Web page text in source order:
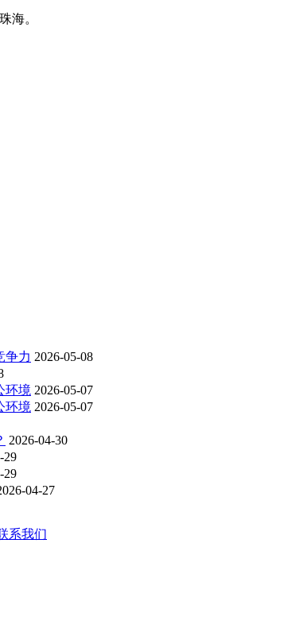
海。
争力 2026-05-08
环境 2026-05-07
环境 2026-05-07
2026-04-30
29
29
04-27
系我们